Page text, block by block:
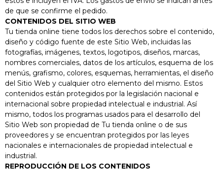
de que se confirme el pedido.
CONTENIDOS DEL SITIO WEB
Tu tienda online tiene todos los derechos sobre el contenido,
diseño y código fuente de este Sitio Web, incluidas las
fotografías, imágenes, textos, logotipos, diseños, marcas,
nombres comerciales, datos de los artículos, esquema de los
menús, grafismo, colores, esquemas, herramientas, el diseño
del Sitio Web y cualquier otro elemento del mismo. Estos
contenidos están protegidos por la legislación nacional e
internacional sobre propiedad intelectual e industrial. Así
mismo, todos los programas usados para el desarrollo del
Sitio Web son propiedad de Tu tienda online o de sus
proveedores y se encuentran protegidos por las leyes
nacionales e internacionales de propiedad intelectual e
industrial.
REPRODUCCIÓN DE LOS CONTENIDOS
HORNO